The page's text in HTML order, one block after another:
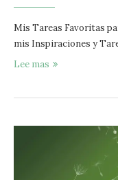
Mis Tareas Favoritas
mis Inspiraciones y
Lee mas